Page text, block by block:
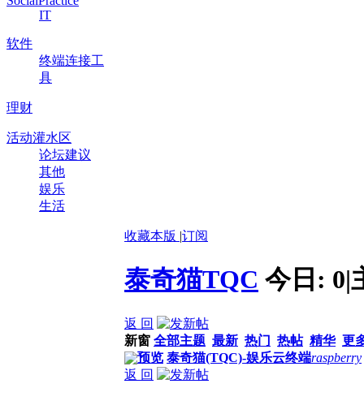
IT
软件
终端连接工
具
理财
活动灌水区
论坛建议
其他
娱乐
生活
收藏本版 |订阅
泰奇猫TQC 今日: 0|
返 回
新窗 全部主题 最新 热门 热帖 精华 更
预览 泰奇猫(TQC)-娱乐云终端raspberry
返 回